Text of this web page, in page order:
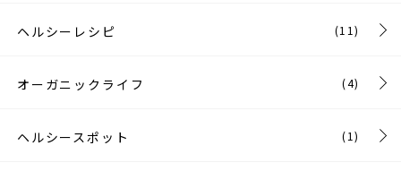
ヘルシーレシピ (11)
オーガニックライフ (4)
ヘルシースポット (1)